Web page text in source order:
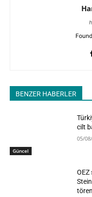
BENZER HABERLER
Güncel
cilt
05/
OEZ